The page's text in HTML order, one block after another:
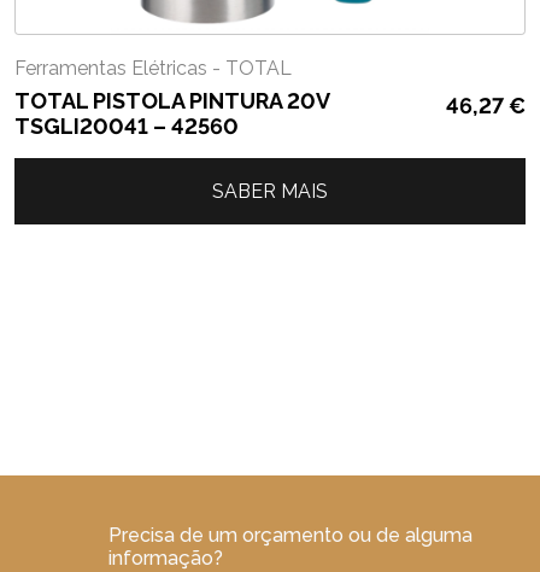
Ferramentas Elétricas - TOTAL
TOTAL PISTOLA PINTURA 20V
TSGLI20041 – 42560
46,27€
SABER MAIS
Precisa de um orçamento ou de alguma
informação?